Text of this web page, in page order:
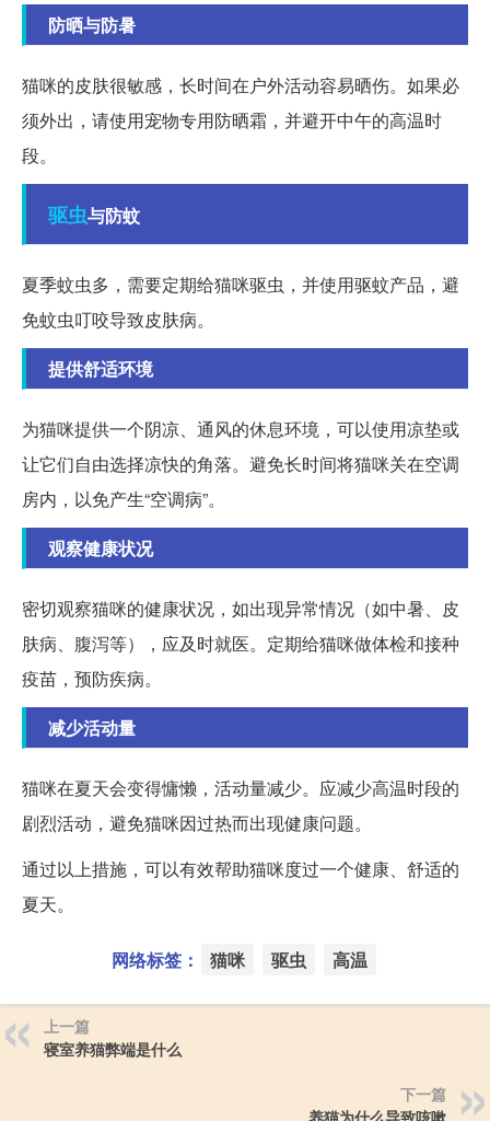
防晒与防暑
猫咪的皮肤很敏感，长时间在户外活动容易晒伤。如果必
须外出，请使用宠物专用防晒霜，并避开中午的高温时
段。
驱虫与防蚊
夏季蚊虫多，需要定期给猫咪驱虫，并使用驱蚊产品，避
免蚊虫叮咬导致皮肤病。
提供舒适环境
为猫咪提供一个阴凉、通风的休息环境，可以使用凉垫或
让它们自由选择凉快的角落。避免长时间将猫咪关在空调
房内，以免产生“空调病”。
观察健康状况
密切观察猫咪的健康状况，如出现异常情况（如中暑、皮
肤病、腹泻等），应及时就医。定期给猫咪做体检和接种
疫苗，预防疾病。
减少活动量
猫咪在夏天会变得慵懒，活动量减少。应减少高温时段的
剧烈活动，避免猫咪因过热而出现健康问题。
通过以上措施，可以有效帮助猫咪度过一个健康、舒适的
夏天。
网络标签： 猫咪 驱虫 高温
上一篇
寝室养猫弊端是什么
下一篇